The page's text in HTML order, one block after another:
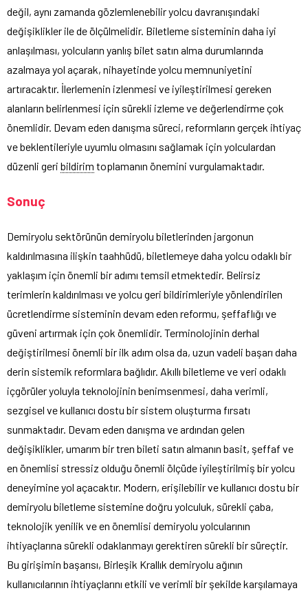
değil, aynı zamanda gözlemlenebilir yolcu davranışındaki
değişiklikler ile de ölçülmelidir. Biletleme sisteminin daha iyi
anlaşılması, yolcuların yanlış bilet satın alma durumlarında
azalmaya yol açarak, nihayetinde yolcu memnuniyetini
artıracaktır. İlerlemenin izlenmesi ve iyileştirilmesi gereken
alanların belirlenmesi için sürekli izleme ve değerlendirme çok
önemlidir. Devam eden danışma süreci, reformların gerçek ihtiyaç
ve beklentileriyle uyumlu olmasını sağlamak için yolculardan
düzenli geri bildirim toplamanın önemini vurgulamaktadır.
Sonuç
Demiryolu sektörünün demiryolu biletlerinden jargonun
kaldırılmasına ilişkin taahhüdü, biletlemeye daha yolcu odaklı bir
yaklaşım için önemli bir adımı temsil etmektedir. Belirsiz
terimlerin kaldırılması ve yolcu geri bildirimleriyle yönlendirilen
ücretlendirme sisteminin devam eden reformu, şeffaflığı ve
güveni artırmak için çok önemlidir. Terminolojinin derhal
değiştirilmesi önemli bir ilk adım olsa da, uzun vadeli başarı daha
derin sistemik reformlara bağlıdır. Akıllı biletleme ve veri odaklı
içgörüler yoluyla teknolojinin benimsenmesi, daha verimli,
sezgisel ve kullanıcı dostu bir sistem oluşturma fırsatı
sunmaktadır. Devam eden danışma ve ardından gelen
değişiklikler, umarım bir tren bileti satın almanın basit, şeffaf ve
en önemlisi stressiz olduğu önemli ölçüde iyileştirilmiş bir yolcu
deneyimine yol açacaktır. Modern, erişilebilir ve kullanıcı dostu bir
demiryolu biletleme sistemine doğru yolculuk, sürekli çaba,
teknolojik yenilik ve en önemlisi demiryolu yolcularının
ihtiyaçlarına sürekli odaklanmayı gerektiren sürekli bir süreçtir.
Bu girişimin başarısı, Birleşik Krallık demiryolu ağının
kullanıcılarının ihtiyaçlarını etkili ve verimli bir şekilde karşılamaya